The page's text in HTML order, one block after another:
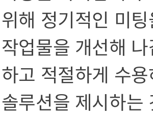
해 정기적인 미
업물을 개선해
고 적절하게 수
루션을 제시하는